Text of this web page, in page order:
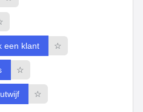
een klant ☆
☆
☆